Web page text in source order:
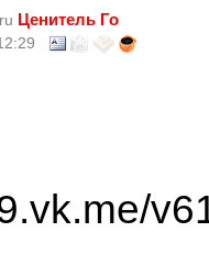
Ценитель Го